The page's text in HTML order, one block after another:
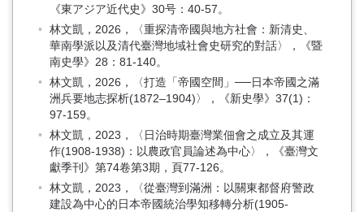
《東アジア近代史》30号：40-57。
林文凱，2026，〈重探清帝國與地方社會：新清史、
華南學派以及清代臺灣地域社會史研究的對話〉，《暨
南史學》28：81-140。
林文凱，2026，〈打造「帝國空間」──日本帝國之滿
洲兵要地志探析(1872–1904)〉，《新史學》37(1)：
97-159。
林文凱，2023，〈日治時期臺灣業佃會之成立及其運
作(1908-1938)：以農政官員論述為中心〉，《臺灣文
獻季刊》第74卷第3期，頁77-126。
林文凱，2023，〈從臺灣到滿洲：以關東都督府警政
建設為中心的日本帝國統治學知移轉分析(1905-